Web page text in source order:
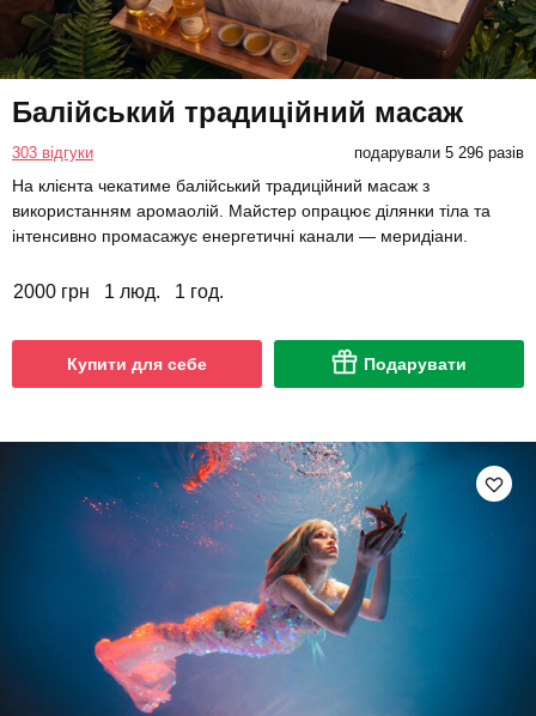
Балійський традиційний масаж
303 відгуки подарували 5 296 разів
На клієнта чекатиме балійський традиційний масаж з
використанням аромаолій. Майстер опрацює ділянки тіла та
інтенсивно промасажує енергетичні канали — меридіани.
2000 грн 1 люд. 1 год.
Купити для себе Подарувати